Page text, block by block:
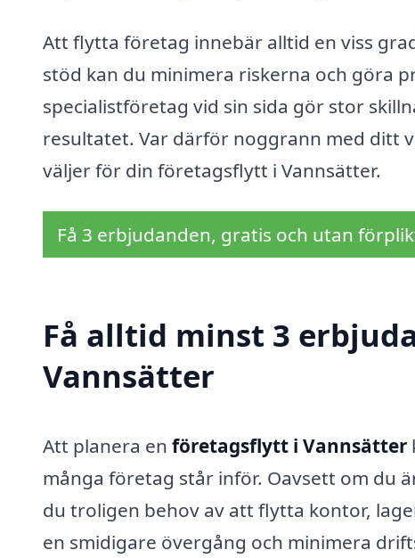
Att flytta företag innebär alltid en viss
stöd kan du minimera riskerna och göra
specialistföretag vid sin sida gör stor
resultatet. Var därför noggrann med ditt
väljer för din företagsflytt i Vannsätter.
Få 3 erbjudanden, gratis och utan
Få alltid minst 3
Vannsätter
Att planera en företagsflytt i Vannsätter
många företag står inför. Oavsett om du
du troligen behov av att flytta kontor,
en smidigare övergång och minimera